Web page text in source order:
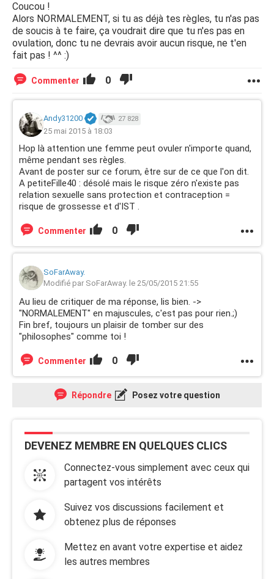
Coucou !
Alors NORMALEMENT, si tu as déjà tes règles, tu n'as pas
de soucis à te faire, ça voudrait dire que tu n'es pas en
ovulation, donc tu ne devrais avoir aucun risque, ne t'en
fait pas ! ^^ :)
Commenter 0
Andy31200 27 828
25 mai 2015 à 18:03
Hop là attention une femme peut ovuler n'importe quand,
même pendant ses règles.
Avant de poster sur ce forum, être sur de ce que l'on dit.
A petiteFille40 : désolé mais le risque zéro n'existe pas
relation sexuelle sans protection et contraception =
risque de grossesse et d'IST .
Commenter 0
SoFarAway.
Modifié par SoFarAway. le 25/05/2015 21:55
Au lieu de critiquer de ma réponse, lis bien. ->
"NORMALEMENT" en majuscules, c'est pas pour rien.;)
Fin bref, toujours un plaisir de tomber sur des
"philosophes" comme toi !
Commenter 0
Répondre Posez votre question
DEVENEZ MEMBRE EN QUELQUES CLICS
Connectez-vous simplement avec ceux qui
partagent vos intérêts
Suivez vos discussions facilement et
obtenez plus de réponses
Mettez en avant votre expertise et aidez
les autres membres